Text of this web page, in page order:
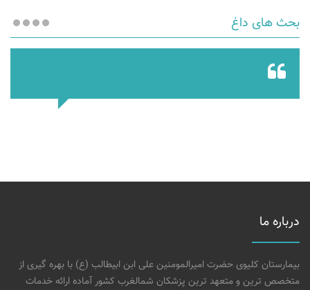
بحث های داغ
درباره ما
بیمارستان کلیوی حضرت امیرالمومنین علی ابن ابیطالب (ع) با بهره گیری از
متخصص ترین و متعهد ترین پزشکان شمالغرب کشور آماده ارائه خدمات